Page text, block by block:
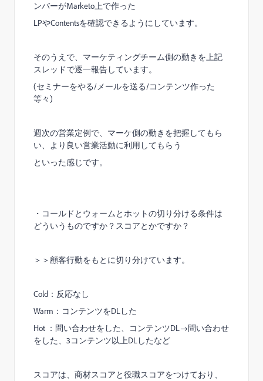
ンバーがMarketo上で作った
LPやContentsを確認できるようにしています。
そのうえで、マーケティングチーム側の動きを上記
スレッドで逐一報告しています。
(セミナーをやる/メールを送る/コンテンツ作った
等々)
週次の営業定例で、マーケ側の動きを把握してもら
い、より良い営業活動に利用してもらう
といった感じです。
・コールドとウォームとホットの切り分ける条件は
どういうものですか？スコアとかですか？
＞＞顧客行動をもとに切り分けています。
Cold ：反応なし
Warm ：コンテンツをDLした
Hot ：問い合わせをした、コンテンツDL→問い合わせ
をした、 3コンテンツ以上DLしたなど
スコアは、商材スコアと役職スコアをつけており、